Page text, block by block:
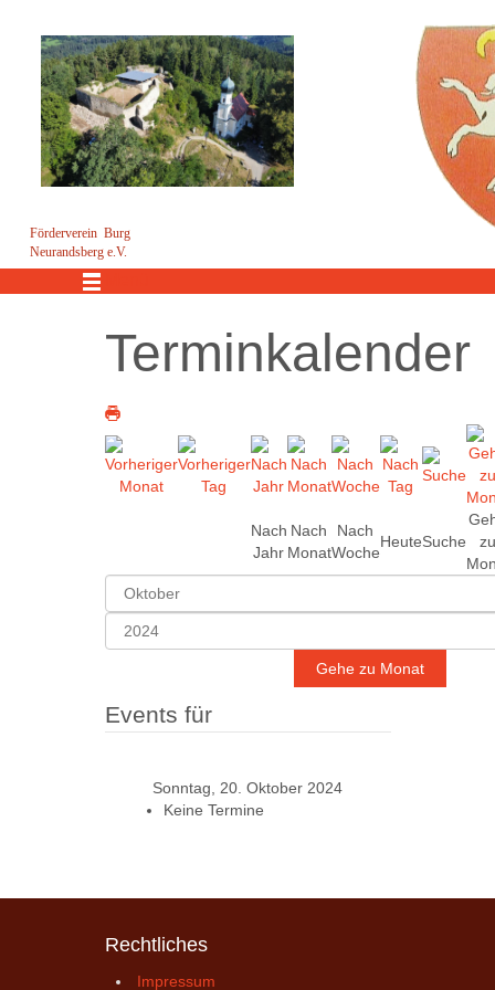
Förderverein Burg
Neurandsberg e.V.
Terminkalender
Nach
Jahr
Nach
Monat
Nach
Woche
HeuteSuche
zu
Gehe zu Monat
Events für
Sonntag, 20. Oktober 2024
Keine Termine
Rechtliches
Impressum